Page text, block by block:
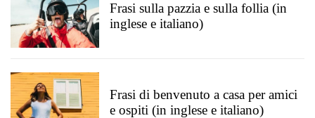
Frasi sulla pazzia e sulla follia (in
inglese e italiano)
Frasi di benvenuto a casa per amici
e ospiti (in inglese e italiano)